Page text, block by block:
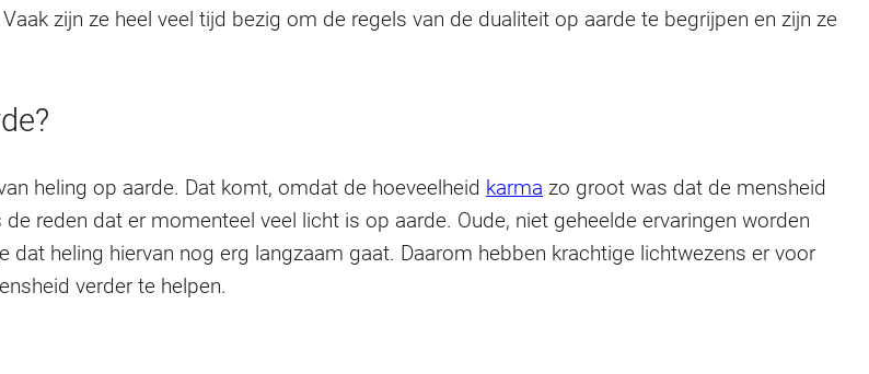
zijn ze heel veel tijd bezig om de regels van de dualiteit op aarde te begrijpen en zijn ze
heling op aarde. Dat komt, omdat de hoeveelheid karma zo groot was dat de mensheid
reden dat er momenteel veel licht is op aarde. Oude, niet geheelde ervaringen worden
heling hiervan nog erg langzaam gaat. Daarom hebben krachtige lichtwezens er voor
verder te helpen.